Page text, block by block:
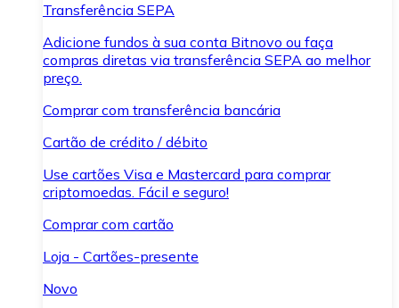
Transferência SEPA
Adicione fundos à sua conta Bitnovo ou faça
compras diretas via transferência SEPA ao melhor
preço.
Comprar com transferência bancária
Cartão de crédito / débito
Use cartões Visa e Mastercard para comprar
criptomoedas. Fácil e seguro!
Comprar com cartão
Loja - Cartões-presente
Novo